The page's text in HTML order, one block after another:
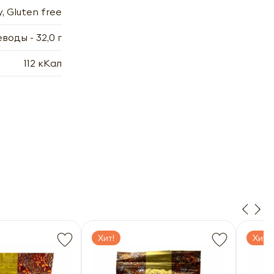
Gluten free
- 32,0 г
112 кКал
Хит! Хит!